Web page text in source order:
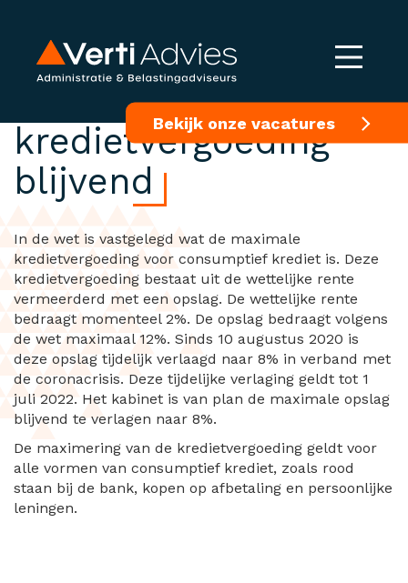
Bekijk onze vacatures
Verlaging maximale
kredietvergoeding
blijvend
In de wet is vastgelegd wat de maximale
kredietvergoeding voor consumptief krediet is. Deze
kredietvergoeding bestaat uit de wettelijke rente
vermeerderd met een opslag. De wettelijke rente
bedraagt momenteel 2%. De opslag bedraagt volgens
de wet maximaal 12%. Sinds 10 augustus 2020 is
deze opslag tijdelijk verlaagd naar 8% in verband met
de coronacrisis. Deze tijdelijke verlaging geldt tot 1
juli 2022. Het kabinet is van plan de maximale opslag
blijvend te verlagen naar 8%.
De maximering van de kredietvergoeding geldt voor
alle vormen van consumptief krediet, zoals rood
staan bij de bank, kopen op afbetaling en persoonlijke
leningen.